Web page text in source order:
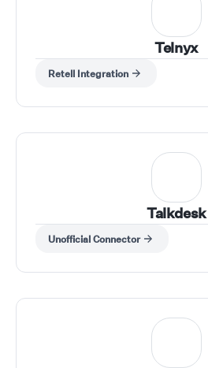
Telnyx
Retell Integration
Talkdesk
Unofficial Connector